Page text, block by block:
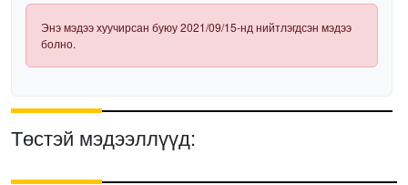
Энэ мэдээ хуучирсан буюу 2021/09/15-нд нийтлэгдсэн мэдээ
болно.
Төстэй мэдээллүүд: